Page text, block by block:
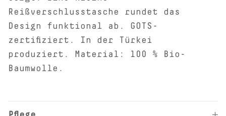
Reißverschlusstasche rundet das
Design funktional ab. GOTS-
zertifiziert. In der Türkei
produziert. Material: 100 % Bio-
Baumwolle.